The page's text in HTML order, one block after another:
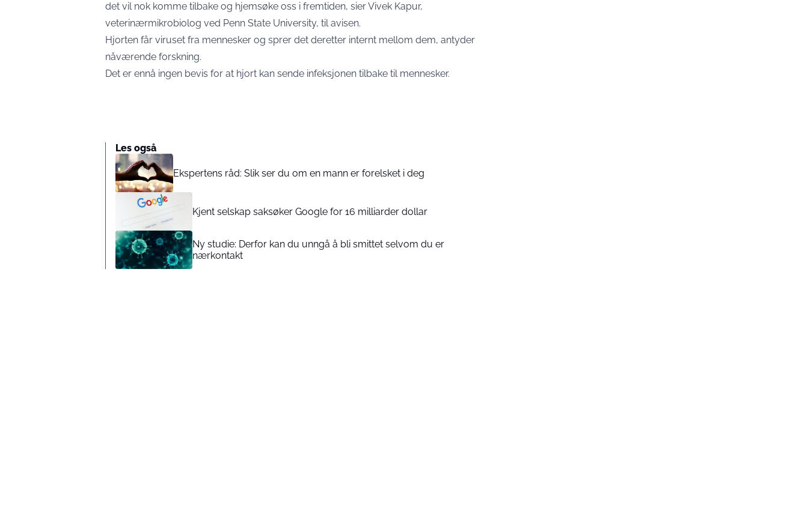
det vil nok komme tilbake og hjemsøke oss i fremtiden, sier Vivek Kapur,
veterinærmikrobiolog ved Penn State University, til avisen.
Hjorten får viruset fra mennesker og sprer det deretter internt mellom dem, antyder
nåværende forskning.
Det er ennå ingen bevis for at hjort kan sende infeksjonen tilbake til mennesker.
Les også
Ekspertens råd: Slik ser du om en mann er forelsket i deg
Kjent selskap saksøker Google for 16 milliarder dollar
Ny studie: Derfor kan du unngå å bli smittet selvom du er
nærkontakt